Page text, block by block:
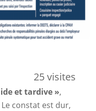
25 visites
et tardive »,
constat est dur,